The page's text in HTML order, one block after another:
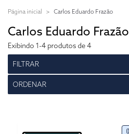
Página inicial > Carlos Eduardo Frazão
Carlos Eduardo Frazão
Exibindo 1-4 produtos de 4
FILTRAR
ORDENAR